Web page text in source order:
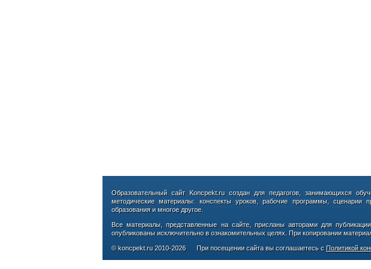
Образовательный сайт Koncpekt.ru создан для педагогов, занимающихся
методические материалы: конспекты уроков, рабочие программы, сценарии
образования и многое другое.
Все материалы, представленные на сайте, присланы авторами для
опубликованы исключительно в ознакомительных целях. При копировании
© koncpekt.ru2010-2026При посещении сайта вы соглашаетесь с Политикой